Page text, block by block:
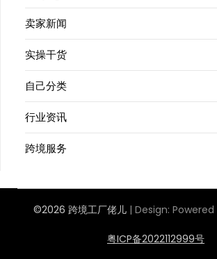
卖家新闻
实操干货
自己分类
行业资讯
跨境服务
©2026 跨境工厂佬儿 | Design:
粤ICP备2022112999号